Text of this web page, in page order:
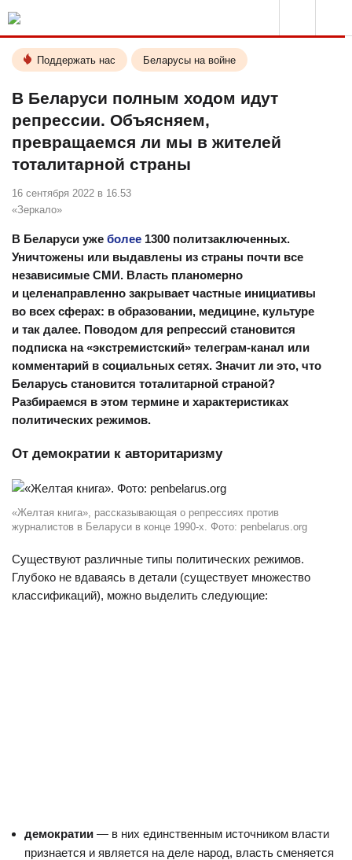
Поддержать нас Беларусы на войне
В Беларуси полным ходом идут
репрессии. Объясняем,
превращаемся ли мы в жителей
тоталитарной страны
16 сентября 2022 в 16.53
«Зеркало»
В Беларуси уже более 1300 политзаключенных.
Уничтожены или выдавлены из страны почти все
независимые СМИ. Власть планомерно
и целенаправленно закрывает частные инициативы
во всех сферах: в образовании, медицине, культуре
и так далее. Поводом для репрессий становится
подписка на «экстремистский» телеграм-канал или
комментарий в социальных сетях. Значит ли это, что
Беларусь становится тоталитарной страной?
Разбираемся в этом термине и характеристиках
политических режимов.
От демократии к авторитаризму
«Желтая книга», рассказывающая о репрессиях против
журналистов в Беларуси в конце 1990-х. Фото: penbelarus.org
Существуют различные типы политических режимов.
Глубоко не вдаваясь в детали (существует множество
классификаций), можно выделить следующие:
демократии — в них единственным источником власти
признается и является на деле народ, власть сменяется